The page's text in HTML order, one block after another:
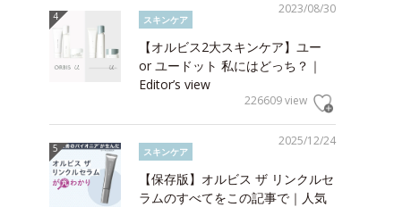
2023/08/30
スキンケア
【オルビス2大スキンケア】ユー
or ユードット 私にはどっち？｜
Editor’s view
226609 view
2025/12/24
スキンケア
【保存版】オルビス ザ リンクルセ
ラムのすべてをこの記事で｜人気